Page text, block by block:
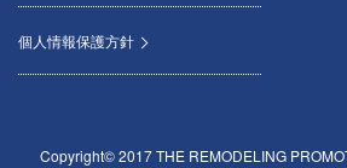
個人情報保護方針
Copyright© 2017 THE REMODELING